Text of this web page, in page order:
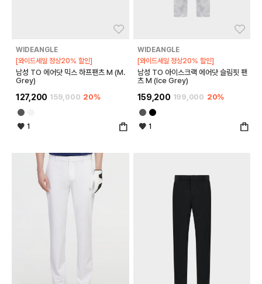
WIDEANGLE
[와이드세일 정상20% 할인]
남성 TO 에어닷 믹스 하프팬츠 M (M.
Grey)
127,200 159,000 20%
1
WIDEANGLE
[와이드세일 정상20% 할인]
남성 TO 아이스크랙 에어닷 슬림핏 팬
츠 M (Ice Grey)
159,200 199,000 20%
1